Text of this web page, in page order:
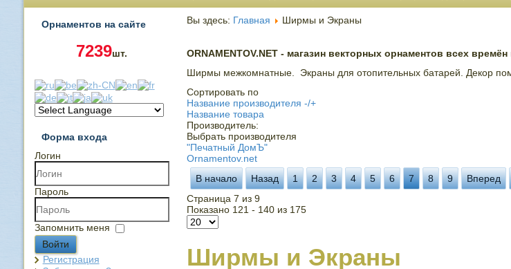
Орнаментов на сайте
7239шт.
Форма входа
Логин
Пароль
Запомнить меня
Войти
Регистрация
Вы здесь: Главная Ширмы и Экраны
ORNAMENTOV.NET - магазин векторных орнаментов всех времён
Ширмы межкомнатные. Экраны для отопительных батарей. Декор
Сортировать по
Название производителя -/+
Название товара
Производитель:
Выбрать производителя
"Печатный ДомЪ"
Ornamentov.net
В начало
Назад 1 2 3 4 5 6 7 8 9 Вперед
Страница 7 из 9
Показано 121 - 140 из 175
Ширмы и Экраны